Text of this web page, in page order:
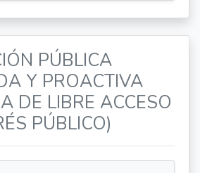
PÚBLICA
Y PROACTIVA
DE LIBRE ACCESO
PÚBLICO)